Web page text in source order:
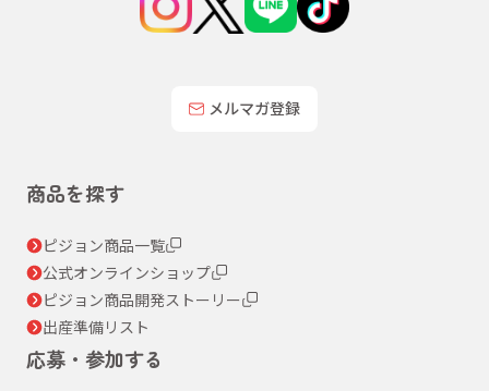
メルマガ登録
商品を探す
ピジョン商品一覧
公式オンラインショップ
ピジョン商品開発ストーリー
出産準備リスト
応募・参加する